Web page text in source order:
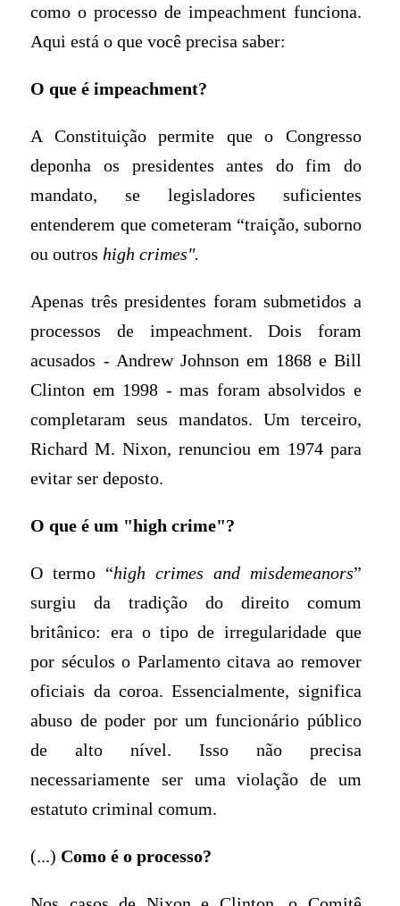
como o processo de impeachment funciona.
Aqui está o que você precisa saber:
O que é impeachment?
A Constituição permite que o Congresso
deponha os presidentes antes do fim do
mandato, se legisladores suficientes
entenderem que cometeram “traição, suborno
ou outros high crimes".
Apenas três presidentes foram submetidos a
processos de impeachment. Dois foram
acusados - Andrew Johnson em 1868 e Bill
Clinton em 1998 - mas foram absolvidos e
completaram seus mandatos. Um terceiro,
Richard M. Nixon, renunciou em 1974 para
evitar ser deposto.
O que é um "high crime"?
O termo “high crimes and misdemeanors”
surgiu da tradição do direito comum
britânico: era o tipo de irregularidade que
por séculos o Parlamento citava ao remover
oficiais da coroa. Essencialmente, significa
abuso de poder por um funcionário público
de alto nível. Isso não precisa
necessariamente ser uma violação de um
estatuto criminal comum.
(...) Como é o processo?